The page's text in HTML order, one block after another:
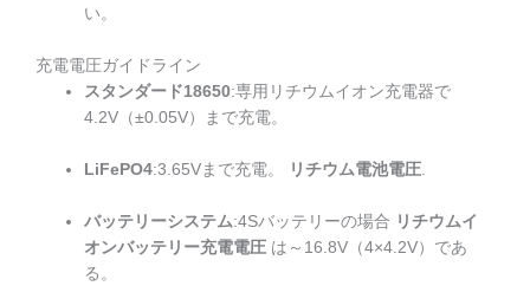
い。
充電電圧ガイドライン
スタンダード18650:専用リチウムイオン充電器で
4.2V（±0.05V）まで充電。
LiFePO4:3.65Vまで充電。 リチウム電池電圧
バッテリーシステム:4Sバッテリーの場合 リチウムイ
オンバッテリー充電電圧 は～16.8V（4×4.2V）であ
る。